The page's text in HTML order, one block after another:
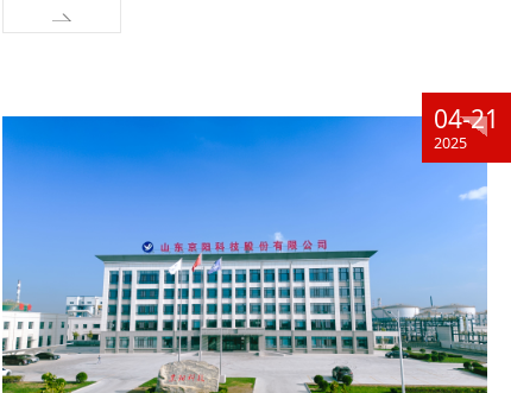
04-21
2025